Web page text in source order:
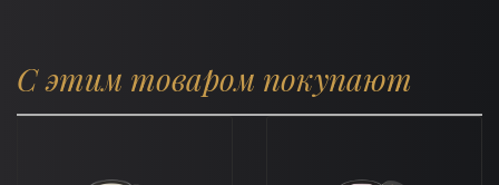
С этим товаром покупают